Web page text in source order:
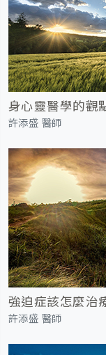
身心靈醫學的觀
許添盛 醫師
強迫症該怎麼治
許添盛 醫師